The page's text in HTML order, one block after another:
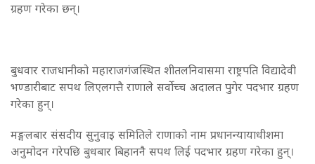
ग्रहण गरेका छन्।
बुधवार राजधानीको महाराजगंजस्थित शीतलनिवासमा राष्ट्रपति विद्यादेवी
भण्डारीबाट सपथ लिएलगत्तै राणाले सर्वोच्च अदालत पुगेर पदभार ग्रहण
गरेका हुन्।
मङ्गलबार संसदीय सुनुवाइ समितिले राणाको नाम प्रधानन्यायाधीशमा
अनुमोदन गरेपछि बुधबार बिहाननै सपथ लिई पदभार ग्रहण गरेका हुन्।